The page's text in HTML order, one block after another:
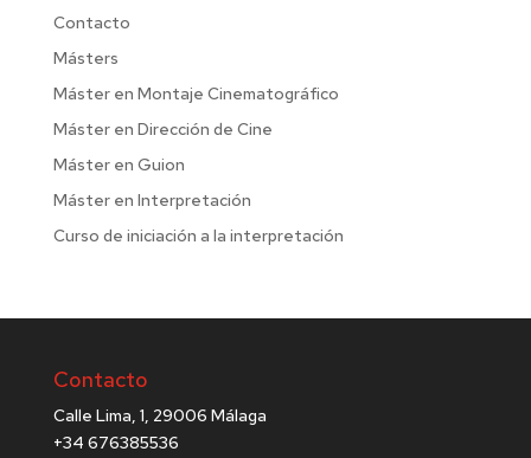
Contacto
Másters
Máster en Montaje Cinematográfico
Máster en Dirección de Cine
Máster en Guion
Máster en Interpretación
Curso de iniciación a la interpretación
Contacto
Calle Lima, 1, 29006 Málaga
+34 676385536